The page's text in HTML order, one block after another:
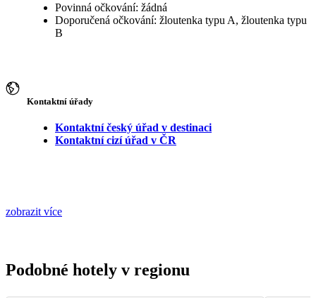
Povinná očkování: žádná
Doporučená očkování: žloutenka typu A, žloutenka typu
B
Kontaktní úřady
Kontaktní český úřad v destinaci
Kontaktní cizí úřad v ČR
zobrazit více
Podobné hotely v regionu